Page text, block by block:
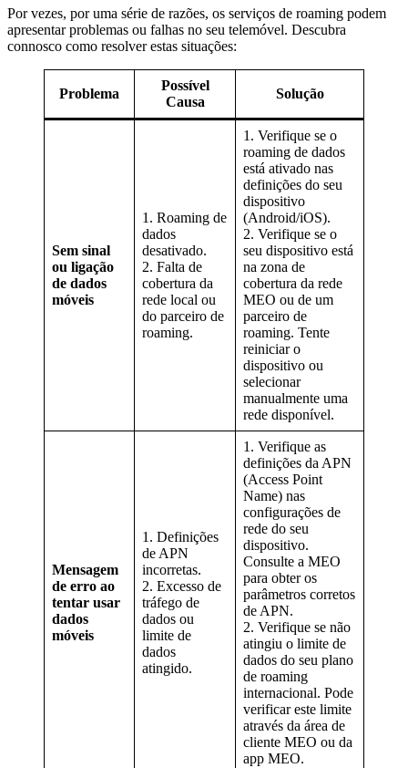
Por vezes, por uma série de razões, os serviços de roaming podem
apresentar problemas ou falhas no seu telemóvel. Descubra
connosco como resolver estas situações:
Problema
Possível
Causa
Solução
Sem sinal
ou ligação
de dados
móveis
1. Roaming de
dados
desativado.
2. Falta de
cobertura da
rede local ou
do parceiro de
roaming.
1. Verifique se o
roaming de dados
está ativado nas
definições do seu
dispositivo
(Android/iOS).
2. Verifique se o
seu dispositivo está
na zona de
cobertura da rede
MEO ou de um
parceiro de
roaming. Tente
reiniciar o
dispositivo ou
selecionar
manualmente uma
rede disponível.
Mensagem
de erro ao
tentar usar
dados
móveis
1. Definições
de APN
incorretas.
2. Excesso de
tráfego de
dados ou
limite de
dados
atingido.
1. Verifique as
definições da APN
(Access Point
Name) nas
configurações de
rede do seu
dispositivo.
Consulte a MEO
para obter os
parâmetros corretos
de APN.
2. Verifique se não
atingiu o limite de
dados do seu plano
de roaming
internacional. Pode
verificar este limite
através da área de
cliente MEO ou da
app MEO.